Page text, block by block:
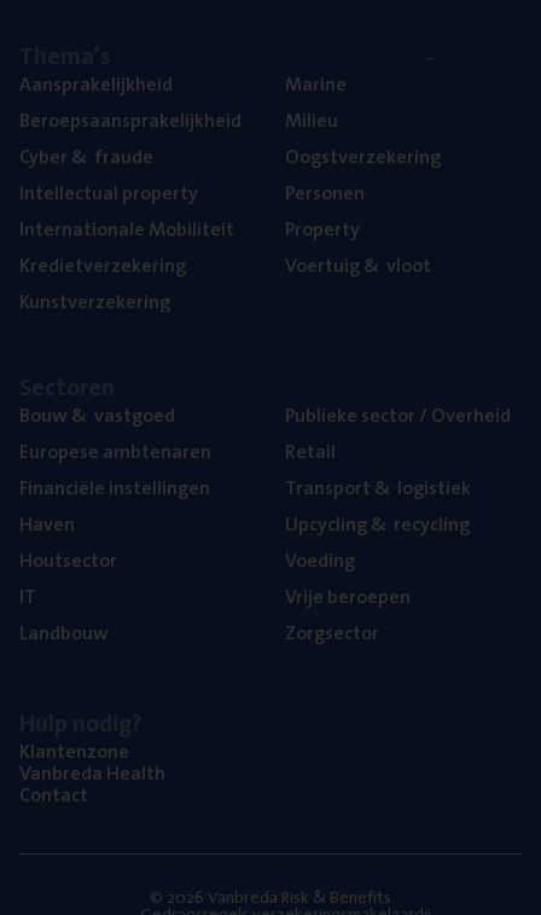
Aan­spra­ke­lijk­heid
Beroeps­aan­spra­ke­lijk­heid
Cyber& fraude
Intel­lec­tu­al property
Inter­na­ti­o­na­le Mobiliteit
Kre­diet­ver­ze­ke­ring
Kunst­ver­ze­ke­ring
Mari­ne
Mili­eu
Oogst­ver­ze­ke­ring
Per­so­nen
Pro­per­ty
Voer­tuig& vloot
Bouw& vastgoed
Euro­pe­se ambtenaren
Finan­ci­ë­le instellingen
Haven
Hout­sec­tor
IT
Land­bouw
Publie­ke sec­tor / Overheid
Retail
Trans­port& logistiek
Upcy­cling& recycling
Voe­ding
Vrije beroe­pen
Zorg­sec­tor
Klan­ten­zo­ne
Van­b­re­da Health
Con­tact
© 2026 Vanbreda Risk & Benefits